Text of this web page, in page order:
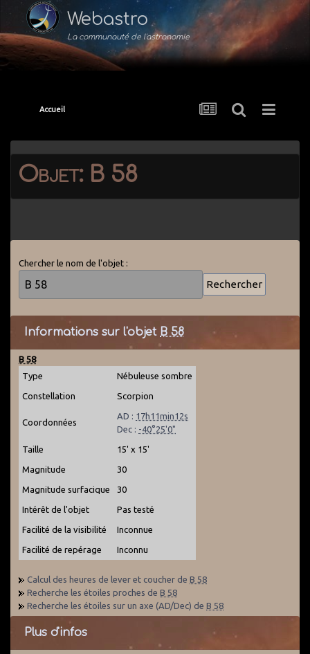
Webastro
La communauté de l'astronomie
Accueil
Objet: B 58
Chercher le nom de l'objet :
Informations sur l'objet B 58
B 58
Type
Nébuleuse sombre
Constellation Scorpion
Coordonnées
AD : 17h11min12s
Dec : -40°25'0"
Taille 15' x 15'
Magnitude 30
Magnitude surfacique 30
Intérêt de l'objet Pas testé
Facilité de la visibilité Inconnue
Facilité de repérage Inconnu
Calcul des heures de lever et coucher de B 58
Recherche les étoiles proches de B 58
Recherche les étoiles sur un axe (AD/Dec) de B 58
Plus d'infos